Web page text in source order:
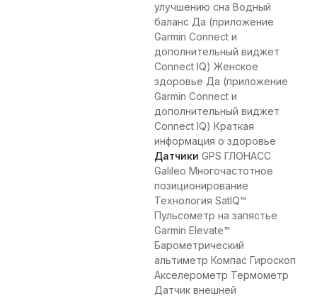
улучшению сна Водный
баланс Да (приложение
Garmin Connect и
дополнительный виджет
Connect IQ) Женское
здоровье Да (приложение
Garmin Connect и
дополнительный виджет
Connect IQ) Краткая
информация о здоровье
Датчики GPS ГЛОНАСС
Galileo Многочастотное
позиционирование
Технология SatIQ™
Пульсометр на запястье
Garmin Elevate™
Барометрический
альтиметр Компас Гироскоп
Акселерометр Термометр
Датчик внешней